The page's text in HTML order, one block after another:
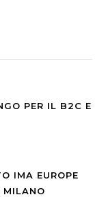
PER IL B2C E
IMA EUROPE
MILANO